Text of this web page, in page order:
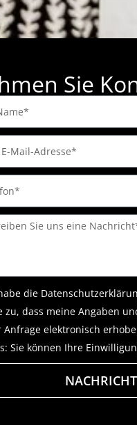
Sie
die
zu, dass meine Angaben
Anfrage elektronisch
Sie können Ihre